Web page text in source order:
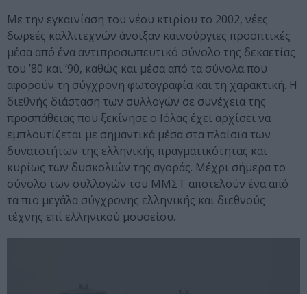
Με την εγκαινίαση του νέου κτιρίου το 2002, νέες
δωρεές καλλιτεχνών άνοιξαν καινούργιες προοπτικές
μέσα από ένα αντιπροσωπευτικό σύνολο της δεκαετίας
του ’80 και ’90, καθώς και μέσα από τα σύνολα που
αφορούν τη σύγχρονη φωτογραφία και τη χαρακτική. Η
διεθνής διάσταση των συλλογών σε συνέχεια της
προσπάθειας που ξεκίνησε ο Ιόλας έχει αρχίσει να
εμπλουτίζεται με σημαντικά μέσα στα πλαίσια των
δυνατοτήτων της ελληνικής πραγματικότητας και
κυρίως των δυσκολιών της αγοράς. Μέχρι σήμερα το
σύνολο των συλλογών του ΜΜΣΤ αποτελούν ένα από
τα πιο μεγάλα σύγχρονης ελληνικής και διεθνούς
τέχνης επί ελληνικού μουσείου.